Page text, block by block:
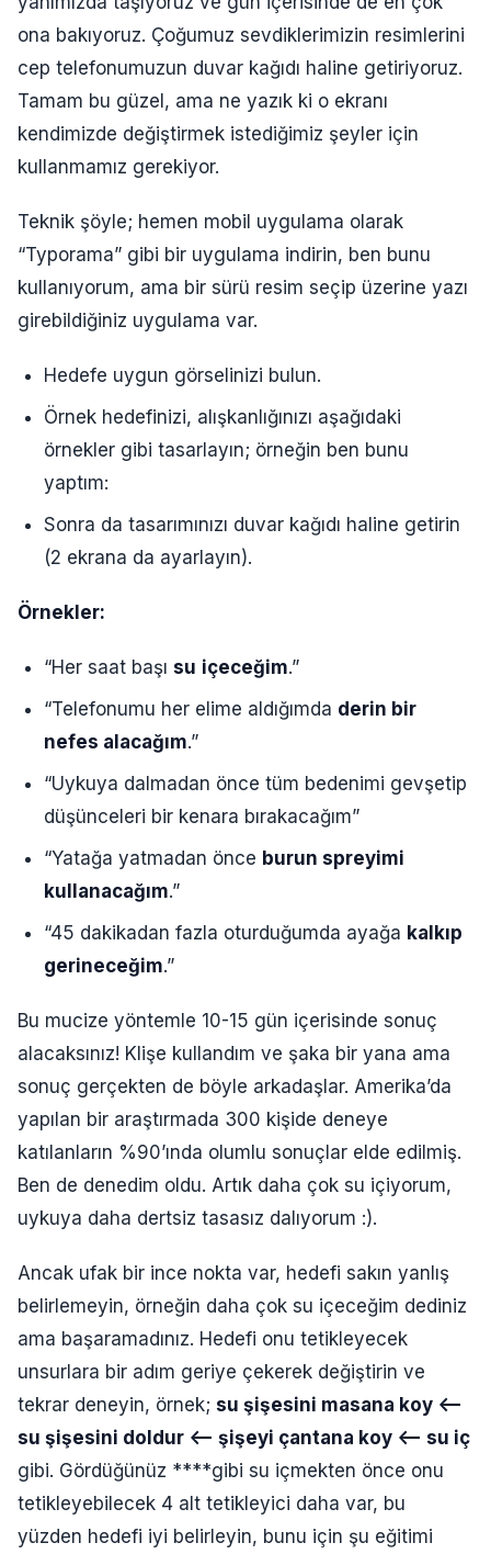
ona bakıyoruz. Çoğumuz sevdiklerimizin resimlerini
cep telefonumuzun duvar kağıdı haline getiriyoruz.
Tamam bu güzel, ama ne yazık ki o ekranı
kendimizde değiştirmek istediğimiz şeyler için
kullanmamız gerekiyor.
Teknik şöyle; hemen mobil uygulama olarak
“Typorama” gibi bir uygulama indirin, ben bunu
kullanıyorum, ama bir sürü resim seçip üzerine yazı
girebildiğiniz uygulama var.
Hedefe uygun görselinizi bulun.
Örnek hedefinizi, alışkanlığınızı aşağıdaki
örnekler gibi tasarlayın; örneğin ben bunu
yaptım:
Sonra da tasarımınızı duvar kağıdı haline getirin
(2 ekrana da ayarlayın).
Örnekler:
“Her saat başı su içeceğim.”
“Telefonumu her elime aldığımda derin bir
nefes alacağım.”
“Uykuya dalmadan önce tüm bedenimi gevşetip
düşünceleri bir kenara bırakacağım”
“Yatağa yatmadan önce burun spreyimi
kullanacağım.”
“45 dakikadan fazla oturduğumda ayağa kalkıp
gerineceğim.”
Bu mucize yöntemle 10-15 gün içerisinde sonuç
alacaksınız! Klişe kullandım ve şaka bir yana ama
sonuç gerçekten de böyle arkadaşlar. Amerika’da
yapılan bir araştırmada 300 kişide deneye
katılanların %90’ında olumlu sonuçlar elde edilmiş.
Ben de denedim oldu. Artık daha çok su içiyorum,
uykuya daha dertsiz tasasız dalıyorum :).
Ancak ufak bir ince nokta var, hedefi sakın yanlış
belirlemeyin, örneğin daha çok su içeceğim dediniz
ama başaramadınız. Hedefi onu tetikleyecek
unsurlara bir adım geriye çekerek değiştirin ve
tekrar deneyin, örnek; su şişesini masana koy <–
su şişesini doldur <– şişeyi çantana koy <– su iç
gibi. Gördüğünüz ****gibi su içmekten önce onu
tetikleyebilecek 4 alt tetikleyici daha var, bu
yüzden hedefi iyi belirleyin, bunu için şu eğitimi